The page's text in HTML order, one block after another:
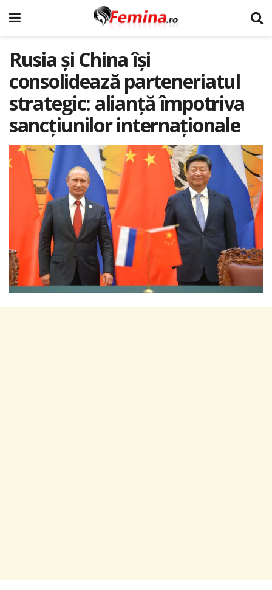
Rusia și China își
consolidează parteneriatul
strategic: alianță împotriva
sancțiunilor internaționale